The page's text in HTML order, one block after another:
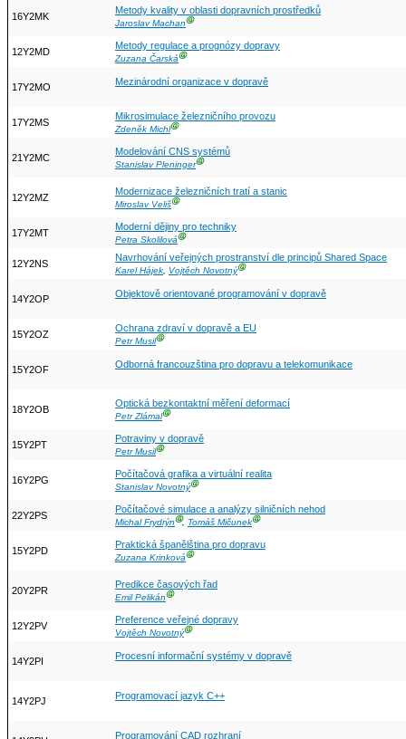
16Y2MK
Metody kvality v oblasti dopravních prostředků
Jaroslav MachanⒼ
12Y2MD
Metody regulace a prognózy dopravy
Zuzana ČarskáⒼ
17Y2MO Mezinárodní organizace v dopravě
17Y2MS
Mikrosimulace železničního provozu
Zdeněk MichlⒼ
21Y2MC
Modelování CNS systémů
Stanislav PleningerⒼ
12Y2MZ
Modernizace železničních tratí a stanic
Miroslav VelišⒼ
17Y2MT
Moderní dějiny pro techniky
Petra SkolilováⒼ
12Y2NS
Navrhování veřejných prostranství dle principů Shared Space
Karel Hájek, Vojtěch NovotnýⒼ
14Y2OP Objektově orientované programování v dopravě
15Y2OZ
Ochrana zdraví v dopravě a EU
Petr MusilⒼ
15Y2OF Odborná francouzština pro dopravu a telekomunikace
18Y2OB
Optická bezkontaktní měření deformací
Petr ZlámalⒼ
15Y2PT
Potraviny v dopravě
Petr MusilⒼ
16Y2PG
Počítačová grafika a virtuální realita
Stanislav NovotnýⒼ
22Y2PS
Počítačové simulace a analýzy silničních nehod
Michal FrydrýnⒼ, Tomáš MičunekⒼ
15Y2PD
Praktická španělština pro dopravu
Zuzana KrinkováⒼ
20Y2PR
Predikce časových řad
Emil PelikánⒼ
12Y2PV
Preference veřejné dopravy
Vojtěch NovotnýⒼ
14Y2PI Procesní informační systémy v dopravě
14Y2PJ Programovací jazyk C++
Programování CAD rozhraní